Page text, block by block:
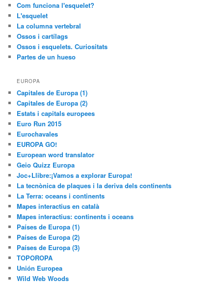
Com funciona l'esquelet?
L'esquelet
La columna vertebral
Ossos i cartílags
Ossos i esquelets. Curiositats
Partes de un hueso
EUROPA
Capitales de Europa (1)
Capitales de Europa (2)
Estats i capitals europees
Euro Run 2015
Eurochavales
EUROPA GO!
European word translator
Geio Quizz Europa
Joc+Llibre:¡Vamos a explorar Europa!
La tecnònica de plaques i la deriva dels continents
La Terra: oceans i continents
Mapes interactius en català
Mapes interactius: continents i oceans
Países de Europa (1)
Países de Europa (2)
Países de Europa (3)
TOPOROPA
Unión Europea
Wild Web Woods